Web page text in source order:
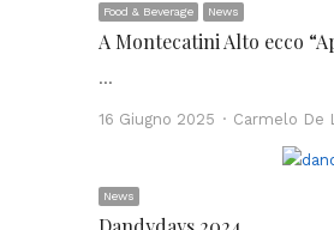
Food & Beverage News
A Montecatini Alto ecco
…
16 Giugno 2025 Author
Carmelo De
News